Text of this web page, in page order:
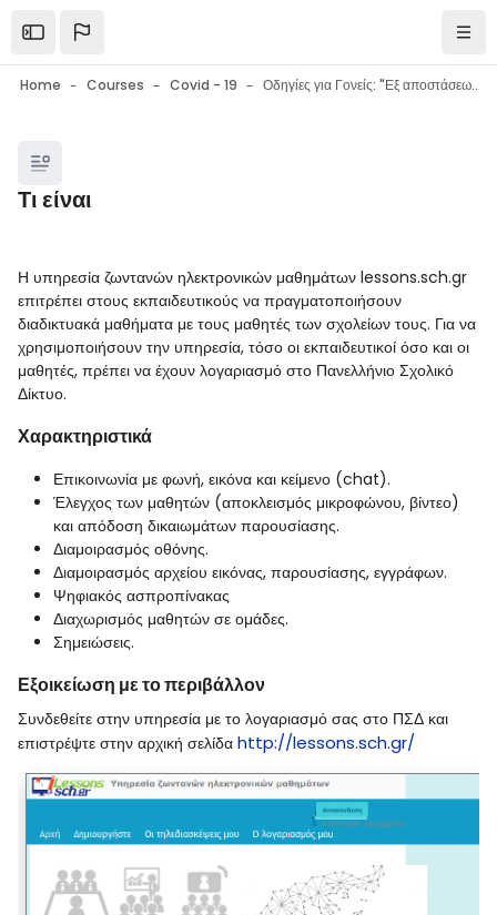
Open the sidebar
Home Courses Covid - 19 Οδηγίες για Γονείς: "Εξ αποστάσεως εκπαίδευση στο σχολείο: Εργαλεία - Συμβουλές - Ψυχολογική υποστήριξη μαθητών"
Blocks
Τι είναι
Blocks
Η υπηρεσία ζωντανών ηλεκτρονικών μαθημάτων lessons.sch.gr
επιτρέπει στους εκπαιδευτικούς να πραγματοποιήσουν
διαδικτυακά μαθήματα με τους μαθητές των σχολείων τους. Για να
χρησιμοποιήσουν την υπηρεσία, τόσο οι εκπαιδευτικοί όσο και οι
μαθητές, πρέπει να έχουν λογαριασμό στο Πανελλήνιο Σχολικό
Δίκτυο.
Χαρακτηριστικά
Επικοινωνία με φωνή, εικόνα και κείμενο (chat).
Έλεγχος των μαθητών (αποκλεισμός μικροφώνου, βίντεο)
και απόδοση δικαιωμάτων παρουσίασης.
Διαμοιρασμός οθόνης.
Διαμοιρασμός αρχείου εικόνας, παρουσίασης, εγγράφων.
Ψηφιακός ασπροπίνακας
Διαχωρισμός μαθητών σε ομάδες.
Σημειώσεις.
Εξοικείωση με το περιβάλλον
Συνδεθείτε στην υπηρεσία με το λογαριασμό σας στο ΠΣΔ και
επιστρέψτε στην αρχική σελίδα http://lessons.sch.gr/